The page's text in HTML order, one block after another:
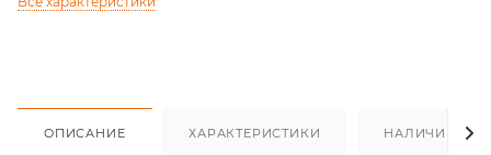
ОПИСАНИЕ ХАРАКТЕРИСТИКИ НАЛИЧИЕ